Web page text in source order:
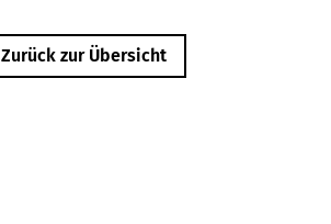
Zurück zur Übersicht